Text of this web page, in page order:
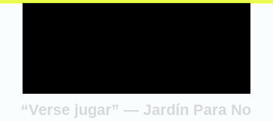
“Verse jugar” — Jardín Para No